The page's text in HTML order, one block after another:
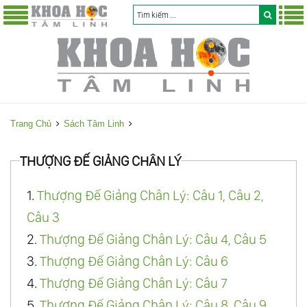
Trang Chủ Sách Tâm Linh
THƯỢNG ĐẾ GIẢNG CHÂN LÝ
1. Thượng Đế Giảng Chân Lý: Câu 1, Câu 2,
Câu 3
2. Thượng Đế Giảng Chân Lý: Câu 4, Câu 5
3. Thượng Đế Giảng Chân Lý: Câu 6
4. Thượng Đế Giảng Chân Lý: Câu 7